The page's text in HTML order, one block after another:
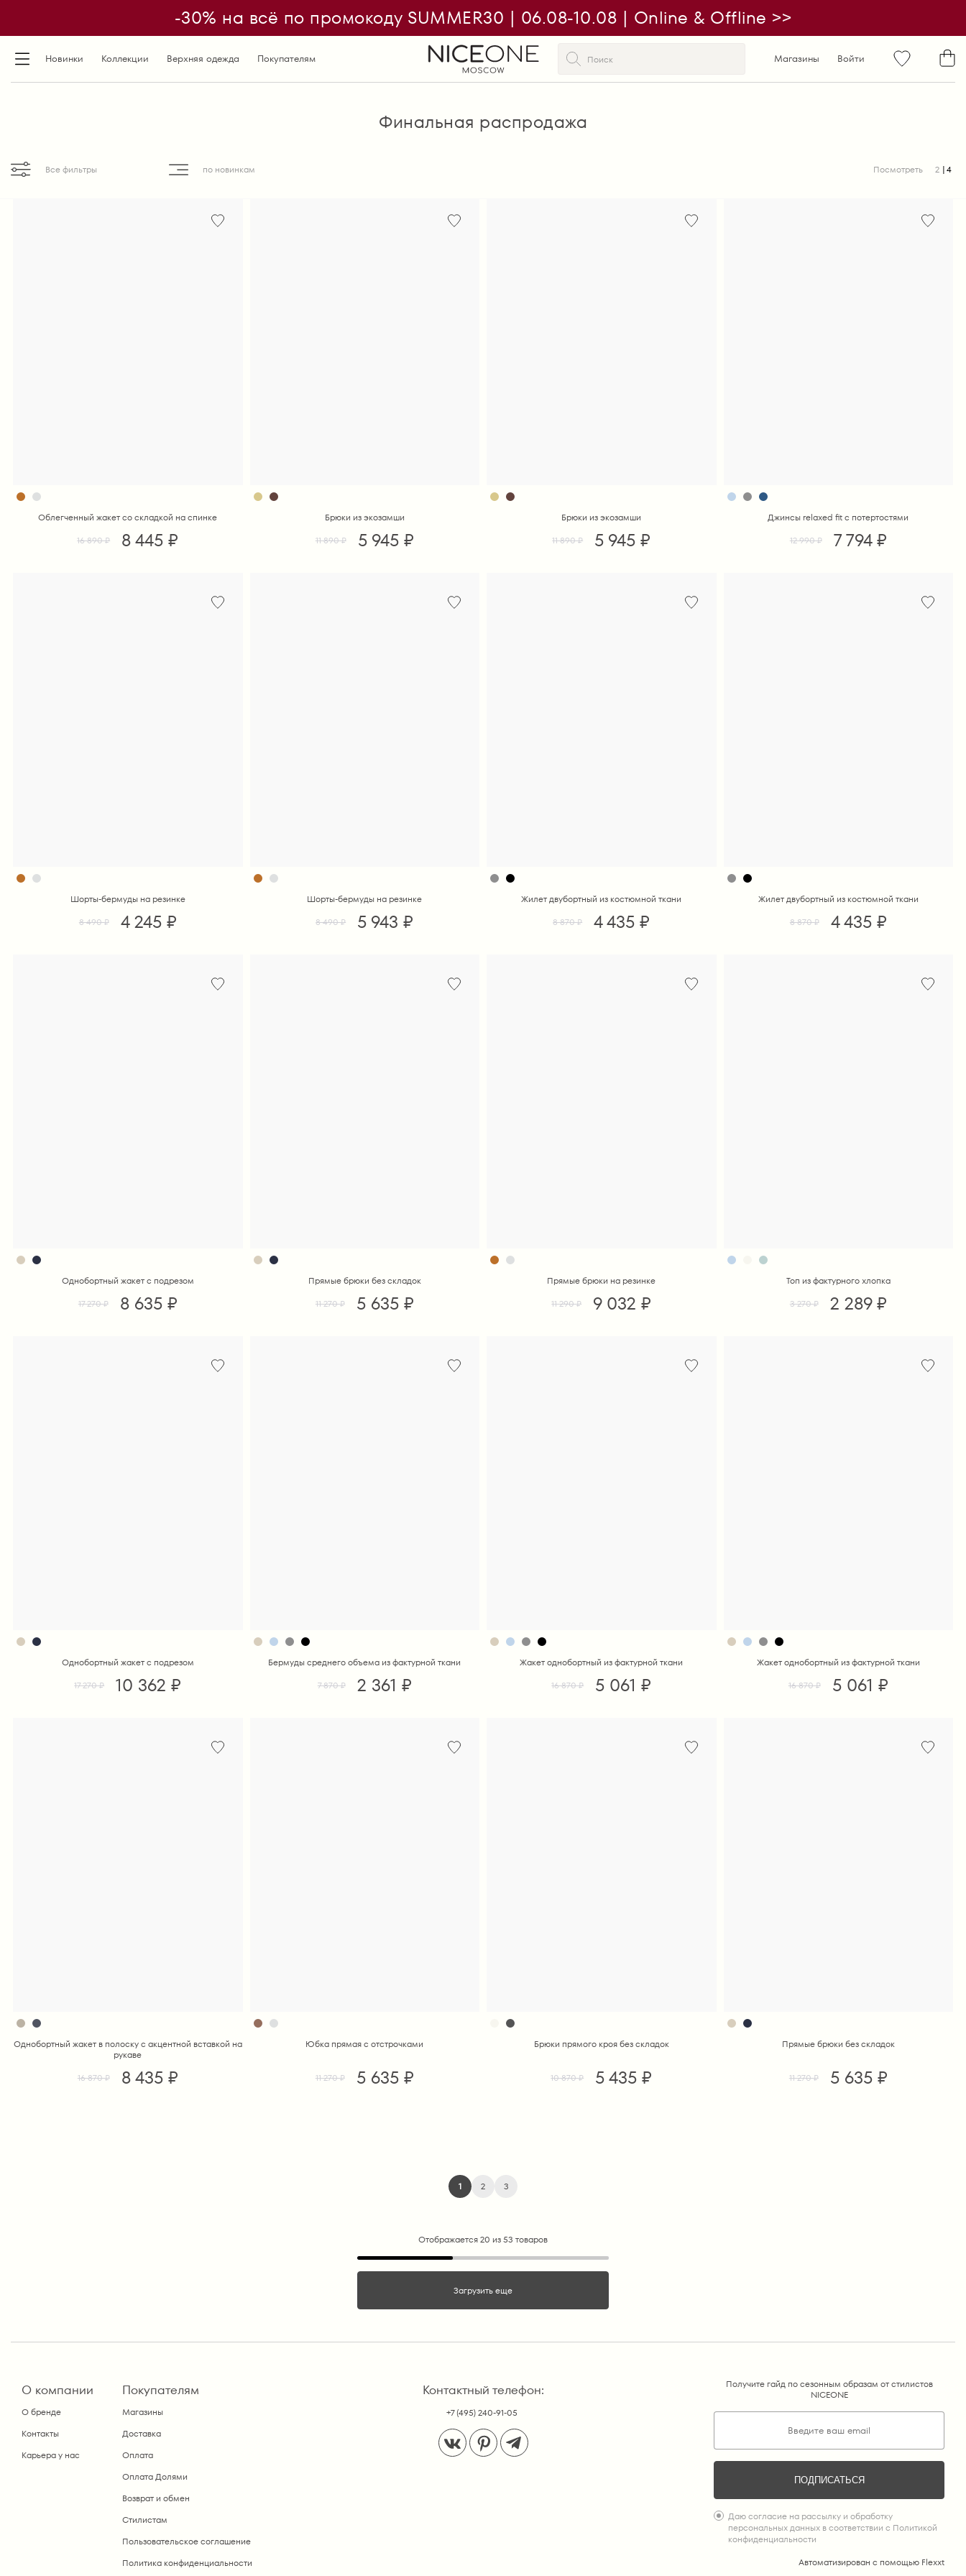
-30% на всё по промокоду SUMMER30 | 06.08-10.08 | Online & Offline >>
Новинки Коллекции Верхняя одежда Покупателям Магазины Войти
Финальная распродажа
Все фильтры по новинкам Посмотреть 2 4
Облегченный жакет со складкой на спинке
16 890 ₽
8 445 ₽
Брюки из экозамши
11 890 ₽
5 945 ₽
Брюки из экозамши
11 890 ₽
5 945 ₽
Джинсы relaxed fit с потертостями
12 990 ₽
7 794 ₽
Шорты-бермуды на резинке
8 490 ₽
4 245 ₽
Шорты-бермуды на резинке
8 490 ₽
5 943 ₽
Жилет двубортный из костюмной ткани
8 870 ₽
4 435 ₽
Жилет двубортный из костюмной ткани
8 870 ₽
4 435 ₽
Однобортный жакет с подрезом
17 270 ₽
8 635 ₽
Прямые брюки без складок
11 270 ₽
5 635 ₽
Прямые брюки на резинке
11 290 ₽
9 032 ₽
Топ из фактурного хлопка
3 270 ₽
2 289 ₽
Однобортный жакет с подрезом
17 270 ₽
10 362 ₽
Бермуды среднего объема из фактурной ткани
7 870 ₽
2 361 ₽
Жакет однобортный из фактурной ткани
16 870 ₽
5 061 ₽
Жакет однобортный из фактурной ткани
16 870 ₽
5 061 ₽
Однобортный жакет в полоску с акцентной вставкой на
рукаве
16 870 ₽
8 435 ₽
Юбка прямая с отстрочками
11 270 ₽ 5 635 ₽
Брюки прямого кроя без складок
10 870 ₽ 5 435 ₽
Прямые брюки без складок
11 270 ₽ 5 635 ₽
1 2 3
Отображается 20 из 53 товаров
Загрузить еще
О компании
О бренде
Контакты
Карьера у нас
Покупателям
Магазины
Доставка
Оплата
Оплата Долями
Возврат и обмен
Стилистам
Пользовательское соглашение
Политика конфиденциальности
Контактный телефон:
+7 (495) 240-91-05
Получите гайд по сезонным образам от стилистов
NICEONE
Даю согласие на рассылку и обработку
персональных данных в соответствии с Политикой
конфиденциальности
Автоматизирован с помощью Flexxt